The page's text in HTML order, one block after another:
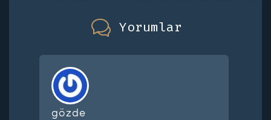
Yorumlar
gözde